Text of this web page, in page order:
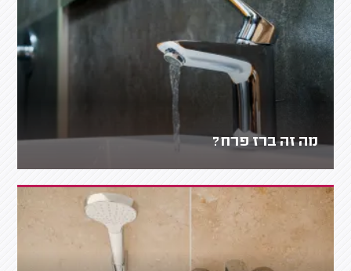
מה זה ברז פרח?